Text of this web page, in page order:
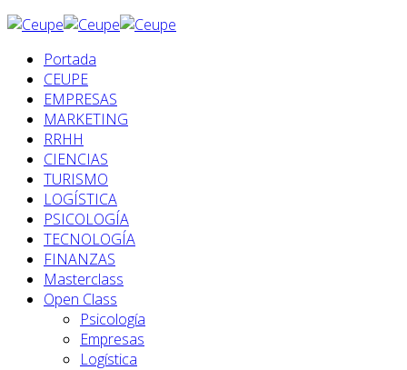
Portada
CEUPE
EMPRESAS
MARKETING
RRHH
CIENCIAS
TURISMO
LOGÍSTICA
PSICOLOGÍA
TECNOLOGÍA
FINANZAS
Masterclass
Open Class
Psicología
Empresas
Logística